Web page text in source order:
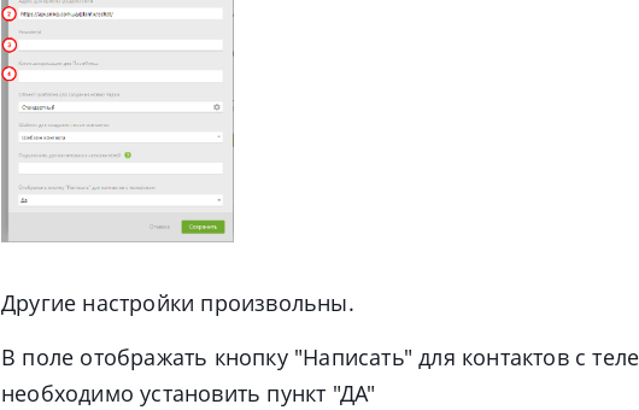
Другие настройки произвольны.
В поле отображать кнопку "Написать" для контактов с
необходимо установить пункт "ДА"